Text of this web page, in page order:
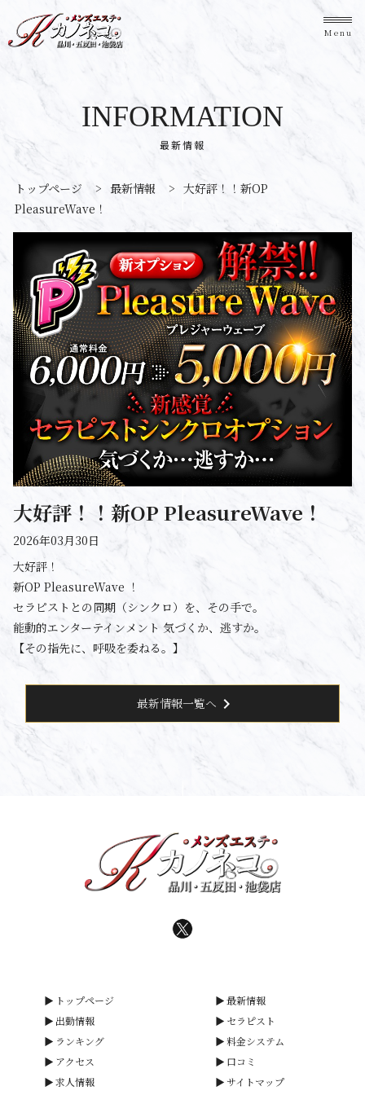
Menu
最新情報
INFORMATION
トップページ > 最新情報 > 大好評！！新OP
PleasureWave！
大好評！！新OP PleasureWave！
2026年03月30日
大好評！
新OP PleasureWave ！
セラピストとの同期（シンクロ）を、その手で。
能動的エンターテインメント 気づくか、逃すか。
【その指先に、呼吸を委ねる。】
最新情報一覧へ chevron_right
トップページ
最新情報
出勤情報
セラピスト
ランキング
料金システム
アクセス
口コミ
求人情報
サイトマップ